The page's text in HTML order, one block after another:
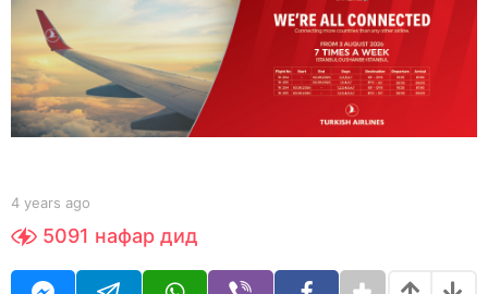
a
r
s
a
o
b
t
a
4 years ago
e
5091 нафар дид